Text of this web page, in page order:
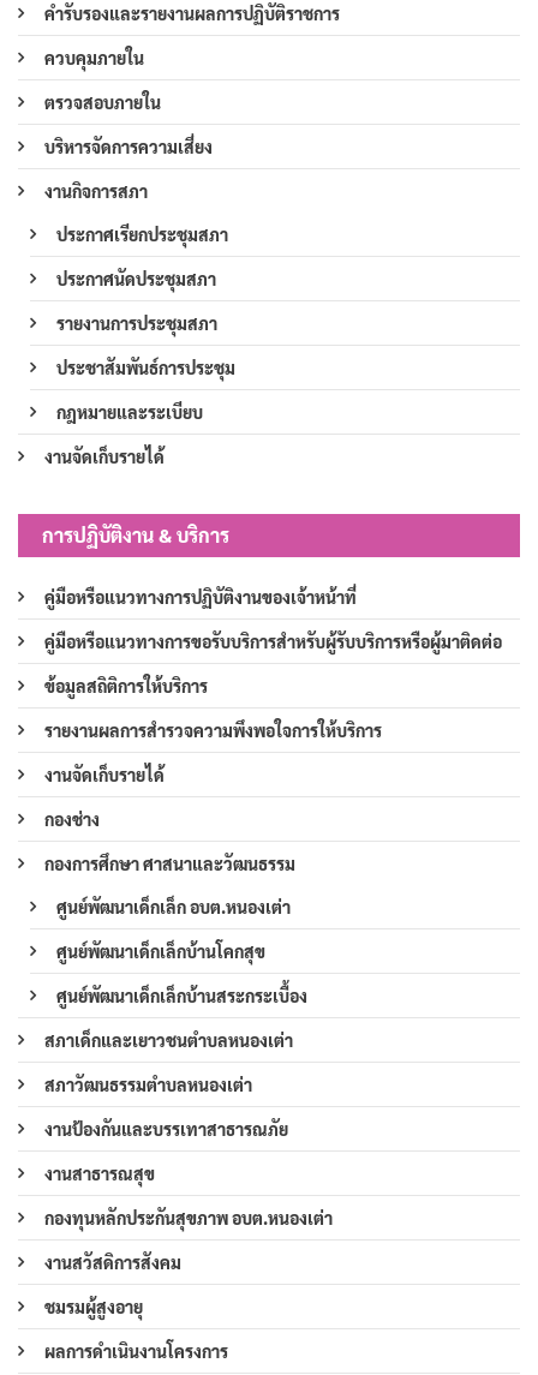
คำรับรองและรายงานผลการปฏิบัติราชการ
ควบคุมภายใน
ตรวจสอบภายใน
บริหารจัดการความเสี่ยง
งานกิจการสภา
ประกาศเรียกประชุมสภา
ประกาศนัดประชุมสภา
รายงานการประชุมสภา
ประชาสัมพันธ์การประชุม
กฎหมายและระเบียบ
งานจัดเก็บรายได้
การปฏิบัติงาน & บริการ
คู่มือหรือแนวทางการปฏิบัติงานของเจ้าหน้าที่
คู่มือหรือแนวทางการขอรับบริการสำหรับผู้รับบริการหรือผู้มาติดต่อ
ข้อมูลสถิติการให้บริการ
รายงานผลการสำรวจความพึงพอใจการให้บริการ
งานจัดเก็บรายได้
กองช่าง
กองการศึกษา ศาสนาและวัฒนธรรม
ศูนย์พัฒนาเด็กเล็ก อบต.หนองเต่า
ศูนย์พัฒนาเด็กเล็กบ้านโคกสุข
ศูนย์พัฒนาเด็กเล็กบ้านสระกระเบื้อง
สภาเด็กและเยาวชนตำบลหนองเต่า
สภาวัฒนธรรมตำบลหนองเต่า
งานป้องกันและบรรเทาสาธารณภัย
งานสาธารณสุข
กองทุนหลักประกันสุขภาพ อบต.หนองเต่า
งานสวัสดิการสังคม
ชมรมผู้สูงอายุ
ผลการดำเนินงานโครงการ